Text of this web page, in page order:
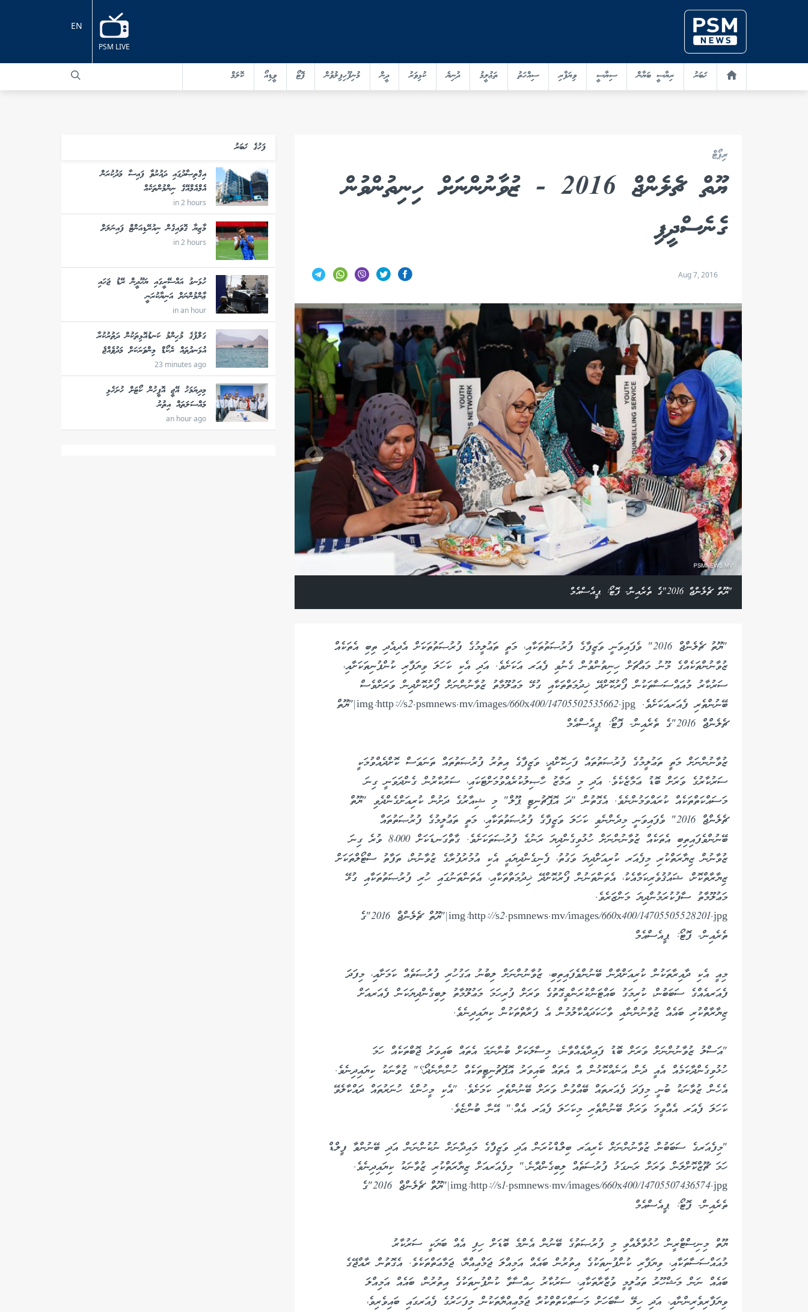
PSM LIVE
EN
ޚަބަރު ރިޔާސީ ބަޔާން ސިޔާސީ ވިޔަފާރި ސިއްހަތު ތަޢުލީމު ދުނިޔެ ކުޅިވަރު ދީން މުނިފޫހިފިލުވުން ފޮޓޯ ވީޑިއޯ ކޮލަމް
ރިޕޯޓް
ޔޫތް ޗެލެންޖް 2016 - ޒުވާނުންނަށް ހިނިތުންވުން
ގެނެސްދީފި
Aug 7, 2016
"ޔޫތް ޗެލެންޖް 2016"ގެ ތެރެއިން- ފޮޓޯ: ޕީއެސްއެމް
"ޔޫތު ޗެލެންޖް 2016" ވެފައިވަނީ ވަޒީފާގެ ފުރުޞަތުތަކާއި، މަތީ ތަޢުލީމުގެ ފުރުޞަތުތަކަށް އެދިއެދި ތިބި އެތަކެއް
ޒުވާނުންތަކެއްގެ މޫނު މައްޗަށް ހިނިތުންވުން ގެނުވި ފެއަރ އަކަށެވެ. އަދި އެކި ކަހަލަ ވިޔަފާރި ކުންފުނިތަކަށާއި،
ސަރުކާރު މުއައްސަސާތަކުން ފޯރުކޮށްދޭ ޚިދުމަތްތަކާއި ގުޅޭ މަޢުލޫމާތު ޒުވާނުންނަށް ފޯރުކޮށްދިން ވަރަށްވެސް
ބޭނުންތެރި ފެއަރއަކަށެވެ. img:http://s2.psmnews.mv/images/660x400/14705502535662.jpg|"ޔޫތް
ޗެލެންޖް 2016"ގެ ތެރެއިން- ފޮޓޯ: ޕީއެސްއެމް
ޒުވާނުންނަށް މަތީ ތަޢުލީމުގެ ފުރުޞަތުތައް ފަހިކޮށްދީ، ވަޒީފާގެ އިތުރު ފުރުޞަތުތައް ތަނަވަސް ކޮށްދެއްވުމަކީ
ސަރުކާރުގެ ވަރަށް ބޮޑު ޢަމާޒެކެވެ. އަދި މި ޢަމާޒު ހާޞިލުކުރެއްވުމަށްޓަކައި، ސަރުކާރުން ގެންދަވަނީ ގިނަ
މަސައްކަތްތަކެއް ކުރައްވަމުންނެވެ. އެގޮތުން "ދަ އޮޕޮޗުނިޓީ ޕޫލް" މި ޝިއާރުގެ ދަށުން ކުރިއަށްގެންދެވި "ޔޫތް
ޗެލެންޖް 2016" ވެފައިވަނީ މިދެންނެވި ކަހަލަ ވަޒީފާގެ ފުރުޞަތުތަކާއި، މަތީ ތަޢުލީމުގެ ފުރުޞަތުތައް
ބޭނުންވެފައިތިބި އެތަކެއް ޒުވާނުންނަށް ހުޅުވިގެންދިޔަ ރަނުގެ ފުރުޞަތަކަށެވެ. ގާތްގަނޑަކަށް 8،000 ވުރެ ގިނަ
ޒުވާނުން ޒިޔާރަތްކުރި މިފެއަރ ކުރިއަށްދިޔަ ވަގުތު، ފެނިގެންދިޔައީ އެކި އުމުރުފުރާގެ ޒުވާނުން، ތަފާތު ސްޓޯލްތަކަށް
ޒިޔާރާތްކޮށް، ޝައުޤުވެރިކަމާއެކު، އެތަންތަނުން ފޯރުކޮށްދޭ ޚިދުމަތްތަކާއި، އެތަންތަނުގައި ހުރި ފުރުޞަތުތަކާއި ގުޅޭ
މަޢުލޫމާތު ސާފުކުރަމުންދިޔަ މަންޒަރެވެ.
img:http://s2.psmnews.mv/images/660x400/14705505528201.jpg|"ޔޫތް ޗެލެންޖް 2016"ގެ
ތެރެއިން- ފޮޓޯ: ޕީއެސްއެމް
މިއީ އެކި ދާއިރާތަކުން ކުރިއަށްދާން ބޭނުންވެފައިތިބި، ޒުވާނުންނަށް ލިބުނު އަގުހުރި ފުރުޞަތެއް ކަމަށާއި، މިފަދަ
ފެއަރއެއްގެ ސަބަބުން، ކުރިމަގު ބައްޓަންކުރަންވީގޮތުގެ ވަރަށް ފުރިހަމަ މަޢުލޫމާތު ލިބިގެންދިޔަކަން ފެއަރއަށް
ޒިޔާރާތްކުރި ބައެއް ޒުވާނުންނާއި ވާހަކަދައްކާލުމުން އެ ފަރާތްތަކުން ކިޔައިދިނެވެ.
"އަސްލު ޒުވާނުންނަށް ވަރަށް ބޮޑު ފައިދާއެއްވާނެ. މިސާލަކަށް ބުނާނަމަ އެތައް ބައިވަރު ޖޮބްތަކެއް ހަމަ
ހުޅުވިގެންދާކަމެއް އެއީ ދެން އަނެއްކޮޅުން އާ އެތައް ބައިވަރު އޮޕޮޗުނިޓީތަކެއް ހުންނާނެދޯ؟" ޒުވާނަކު ކިޔައިދިނެވެ.
އެހެން ޒުވާނަކު ބުނީ މިފަދަ ފެއަރތައް ބޭއްވުން ވަރަށް ބޭނުންތެރި ކަމަށެވެ. "އެކި މީހުންގެ ހުނަރުތައް ދައްކާލެވޭ
ކަހަލަ ފެއަރ އެއްވީމަ ވަރަށް ބޭނުންތެރި މިކަހަލަ ފެއަރ އެއް." އޭނާ ބުންޏެވެ.
"މިފެއަރގެ ސަބަބުން ޒުވާނުންނަށް ކެރިއަރ ބިލްޑްކުރަން އަދި ވަޒީފާގެ މައިދާނަށް ނުކުންނަން އަދި ބޭނުންވާ ފީލްޑް
ހަމަ ޗޫޒްކޮށްލަން ވަރަށް ރަނގަޅު ފުރުސަތެއް ލިބިގެންދާނެ." މިފެއަރއަށް ޒިޔާރަތްކުރި ޒުވާނަކު ކިޔައިދިނެވެ.
img:http://s1.psmnews.mv/images/660x400/14705507436574.jpg|"ޔޫތް ޗެލެންޖް 2016"ގެ
ތެރެއިން- ފޮޓޯ: ޕީއެސްއެމް
ޔޫތް މިނިސްޓްރީން ހުޅުވާލެއްވި މި ފުރުޞަތުގެ ބޭނުން އެންމެ ބޮޑަށް ހިފި އެއް ބަޔަކީ ސަރުކާރު
މުއައްސަސާތަކާއި، ވިޔަފާރި ކުންފުނިތަކުގެ އިތުރުން ބައެއް އަމިއްލަ ޖަމްޢިއްޔާ، ޖަމާޢަތްތަކެވެ. އެގޮތުން ރާއްޖޭގެ
ބައެއް ނަން މަޝްހޫރު ތަޢުލީމީ ވުޒާރާތަކާއި، ސަރުކާރު ހިއްސާވާ ކުންފުނިތަކުގެ އިތުރުން، ބައެއް އަމިއްލަ
ވިޔަފާރިވެރިންނާއި، އަދި ހިލޭ ސާބަހަށް މަސައްކަތްތްކުރާ ޖަމްޢިއްޔާތަކުން މިފަހަރުގެ ފެއަރގައި ބައިވެރިވެ،
ފަހުގެ ޚަބަރު
އިޤްތިޞާދުގައި ދައުރުވާ ފައިސާ މަދުކުރަން
އެމްއެމްއޭގެ ނިންމުންތަކެއް
in 2 hours
މާޒިޔާ ގޮވައިގެން ނިއުރޭޑިއަންޓް ފައިނަލަށް
in 2 hours
ހުޅަނގު އައްސޭރީގައި ޔަހޫދީން ރޭޑު ޖަހައި
ޢާންމުންނަށް އަނިޔާކުރަނީ
in an hour
ގަލްފުގެ މުޙިންމު ކަނޑުއޮޅިތަކުން ދަތުރުކުރާ
އުޅަނދުތައް ރެކޯޑް މިންވަރަކަށް މަދުވެއްޖެ
23 minutes ago
މިދިޔަމަހު އޭޖީ އޮފީހުން ކޯޓަށް ހުށަހެޅި
މައްސަލަތައް އިތުރު
an hour ago